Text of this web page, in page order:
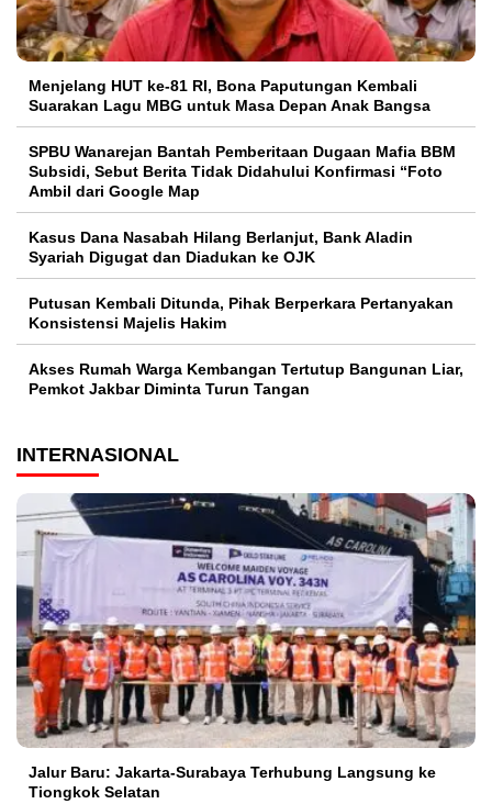
Menjelang HUT ke-81 RI, Bona Paputungan Kembali
Suarakan Lagu MBG untuk Masa Depan Anak Bangsa
SPBU Wanarejan Bantah Pemberitaan Dugaan Mafia BBM
Subsidi, Sebut Berita Tidak Didahului Konfirmasi “Foto
Ambil dari Google Map
Kasus Dana Nasabah Hilang Berlanjut, Bank Aladin
Syariah Digugat dan Diadukan ke OJK
Putusan Kembali Ditunda, Pihak Berperkara Pertanyakan
Konsistensi Majelis Hakim
Akses Rumah Warga Kembangan Tertutup Bangunan Liar,
Pemkot Jakbar Diminta Turun Tangan
INTERNASIONAL
Jalur Baru: Jakarta-Surabaya Terhubung Langsung ke
Tiongkok Selatan